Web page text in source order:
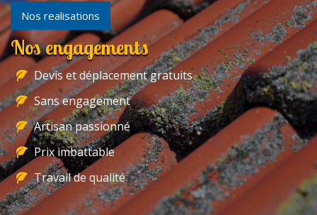
Nos realisations
Nos engagements
Devis et déplacement gratuits
Sans engagement
Artisan passionné
Prix imbattable
Travail de qualité